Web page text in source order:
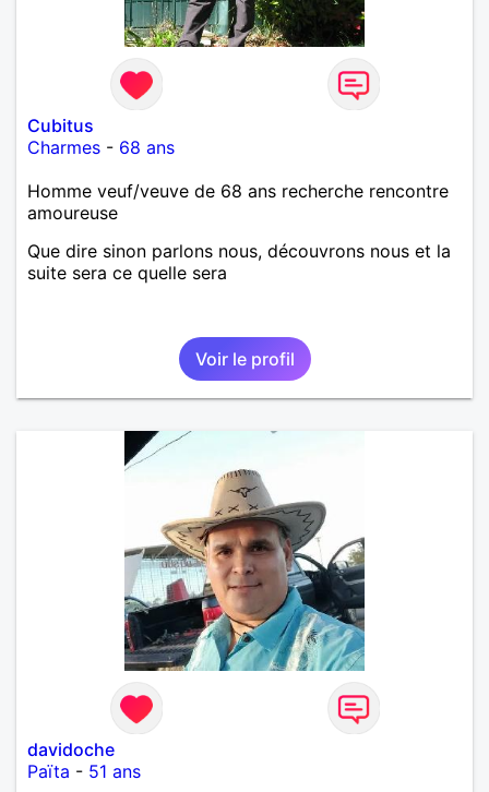
Cubitus
Charmes - 68 ans
Homme veuf/veuve de 68 ans recherche rencontre
amoureuse
Que dire sinon parlons nous, découvrons nous et la
suite sera ce quelle sera
Voir le profil
davidoche
Païta - 51 ans